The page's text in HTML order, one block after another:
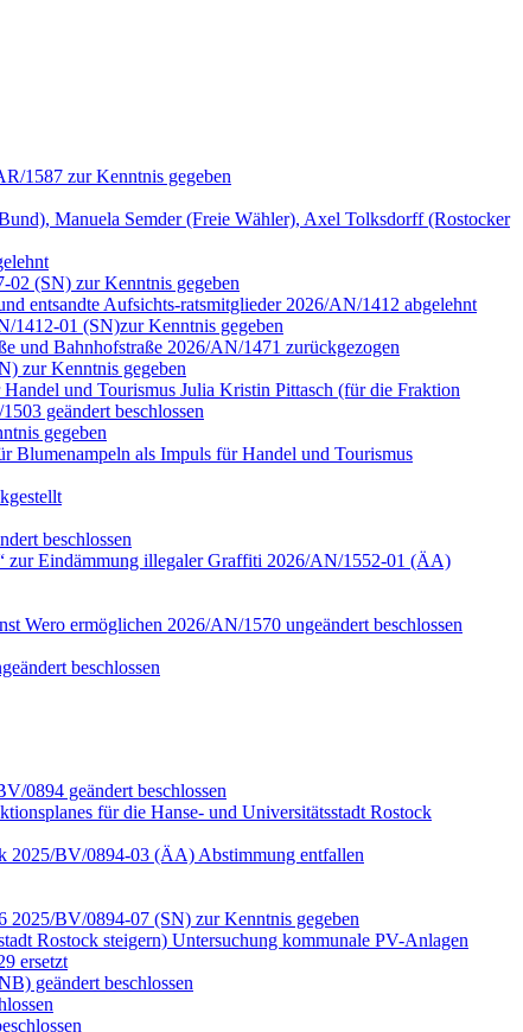
1587 zur Kenntnis gegeben
Manuela Semder (Freie Wähler), Axel Tolksdorff (Rostocker
(SN) zur Kenntnis gegeben
entsandte Aufsichts-ratsmitglieder 2026/AN/1412 abgelehnt
1412-01 (SN)zur Kenntnis gegeben
und Bahnhofstraße 2026/AN/1471 zurückgezogen
zur Kenntnis gegeben
und Tourismus Julia Kristin Pittasch (für die Fraktion
geändert beschlossen
gegeben
als Impuls für Handel und Tourismus
beschlossen
Eindämmung illegaler Graffiti 2026/AN/1552-01 (ÄA)
ermöglichen 2026/AN/1570 ungeändert beschlossen
beschlossen
0894 geändert beschlossen
für die Hanse- und Universitätsstadt Rostock
2025/BV/0894-03 (ÄA) Abstimmung entfallen
2025/BV/0894-07 (SN) zur Kenntnis gegeben
Rostock steigern) Untersuchung kommunale PV-Anlagen
ersetzt
geändert beschlossen